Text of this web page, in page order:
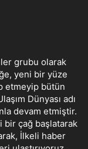
grubu olarak
yeni bir yüze
etmeyip bütün
Dünyası adı
devam etmiştir.
bir çağ başlatarak
İlkeli haber